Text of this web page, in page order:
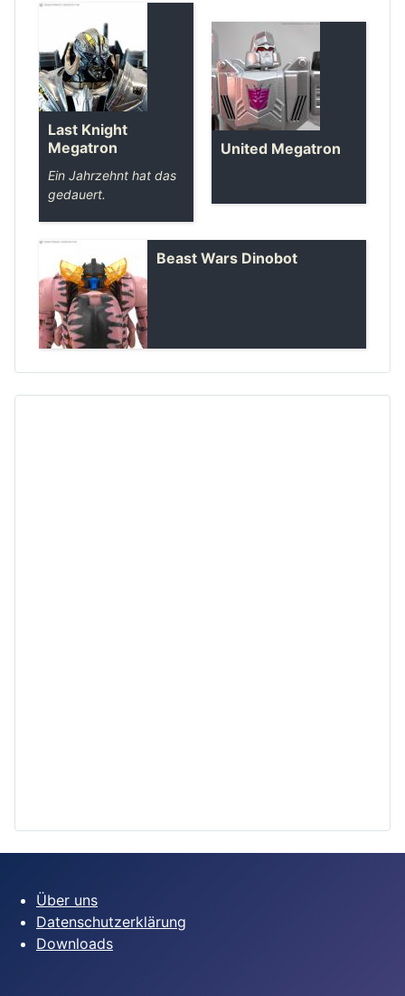
Last Knight
Megatron
Ein Jahrzehnt hat das
gedauert.
United Megatron
Beast Wars Dinobot
Über uns
Datenschutzerklärung
Downloads